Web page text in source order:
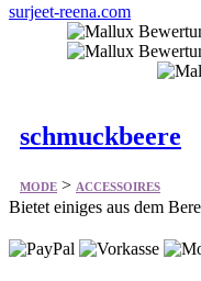
surjeet-reena.com
schmuckbeere
MODE > ACCESSOIRES
Bietet einiges aus dem